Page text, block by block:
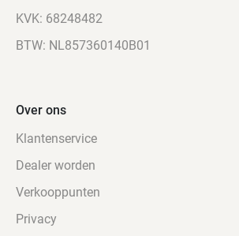
KVK: 68248482
BTW: NL857360140B01
Over ons
Klantenservice
Dealer worden
Verkooppunten
Privacy